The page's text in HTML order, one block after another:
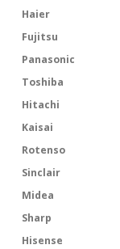
Haier
Fujitsu
Panasonic
Toshiba
Hitachi
Kaisai
Rotenso
Sinclair
Midea
Sharp
Hisense